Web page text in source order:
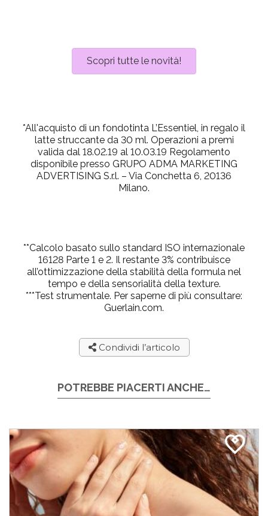
Scopri tutte le novità!
*All'acquisto di un fondotinta L’Essentiel, in regalo il
latte struccante da 30 ml. Operazioni a premi
valida dal 18.02.19 al 10.03.19 Regolamento
disponibile presso GRUPO ADMA MARKETING
ADVERTISING S.r.l. – Via Conchetta 6, 20136
Milano.
**Calcolo basato sullo standard ISO internazionale
16128 Parte 1 e 2. Il restante 3% contribuisce
all’ottimizzazione della stabilità della formula nel
tempo e della sensorialità della texture.
***Test strumentale. Per saperne di più consultare:
Guerlain.com.
Condividi l’articolo
POTREBBE PIACERTI ANCHE…